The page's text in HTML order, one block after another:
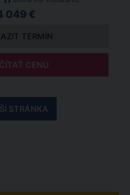
049 €
TERMÍN
CENU
STRÁNKA